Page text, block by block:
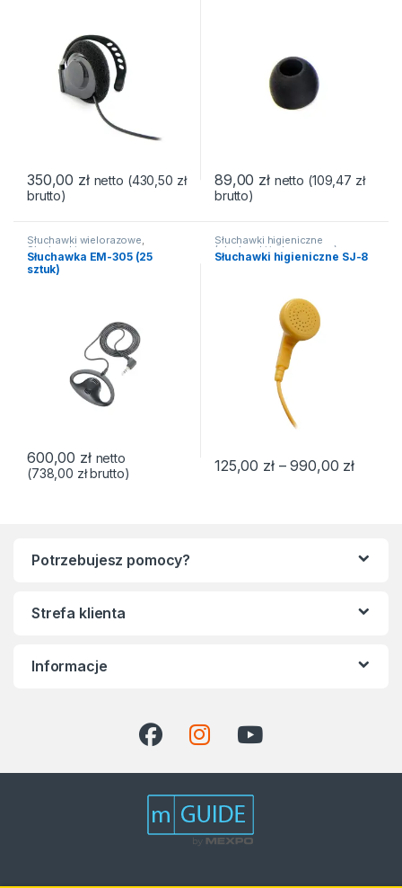
350,00 zł netto (430,50 zł
brutto)
89,00 zł netto (109,47 zł
brutto)
Słuchawki wielorazowe,
Słuchawki
Słuchawka EM-305 (25
sztuk)
600,00 zł netto
(738,00 złbrutto)
Słuchawki higieniczne
(słuchawki jednorazowe)
Słuchawki
Słuchawki higieniczne SJ-8
125,00 zł – 990,00 zł
Ten produkt ma wiele
Potrzebujesz pomocy?
Strefa klienta
Informacje